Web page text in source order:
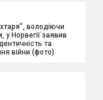
володіючи
у Норвегії заявив
та
війни (фото)